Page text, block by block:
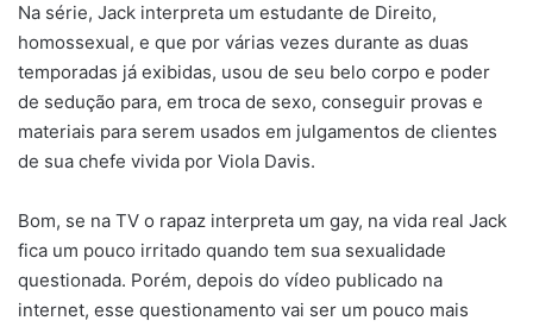
Na série, Jack interpreta um estudante de Direito,
homossexual, e que por várias vezes durante as duas
temporadas já exibidas, usou de seu belo corpo e poder
de sedução para, em troca de sexo, conseguir provas e
materiais para serem usados em julgamentos de clientes
de sua chefe vivida por Viola Davis.
Bom, se na TV o rapaz interpreta um gay, na vida real Jack
fica um pouco irritado quando tem sua sexualidade
questionada. Porém, depois do vídeo publicado na
internet, esse questionamento vai ser um pouco mais